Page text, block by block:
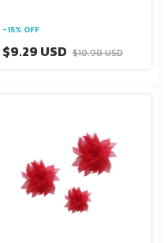
-15% OFF
$9.29 USD $10.98 USD